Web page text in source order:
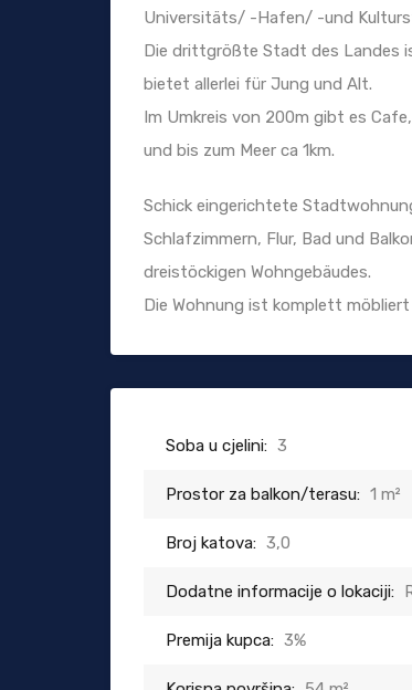
Universitäts/ -Hafen/ -und
Die drittgrößte Stadt des Landes
bietet allerlei für Jung und Alt.
Im Umkreis von 200m gibt es
und bis zum Meer ca 1km.
Schick eingerichtete
Schlafzimmern, Flur, Bad und
dreistöckigen Wohngebäudes.
Die Wohnung ist komplett
Soba u cjelini: 3
Prostor za balkon/terasu: 1 m²
Broj katova: 3,0
Dodatne informacije o lokaciji:
Premija kupca: 3%